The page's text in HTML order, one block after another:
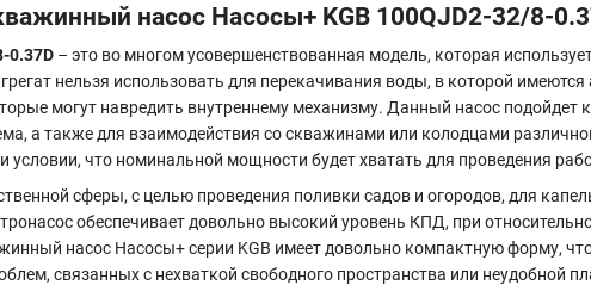
насос Насосы+ KGB 100QJD2-32/8-
0.37D – это во многом усовершенствованная модель, которая
нельзя использовать для перекачивания воды, в которой
могут навредить внутреннему механизму. Данный насос
а также для взаимодействия со скважинами или колодцами
условии, что номинальной мощности будет хватать для проведения
сферы, с целью проведения поливки садов и огородов, для
обеспечивает довольно высокий уровень КПД, при
насос Насосы+ серии KGB имеет довольно компактную форму,
связанных с нехваткой свободного пространства или неудобной